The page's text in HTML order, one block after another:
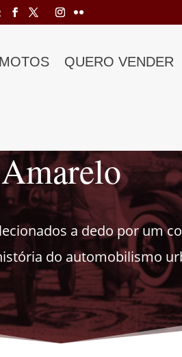
MOTOS QUERO VENDER
Amarelo
a dedo por um
do automobilismo